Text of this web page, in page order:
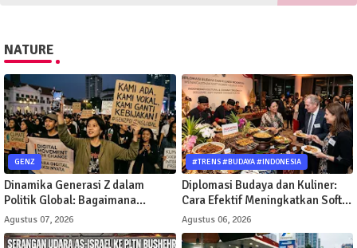
NATURE
GENZ
Dinamika Generasi Z dalam
Politik Global: Bagaimana
Gerakan Digital Mengubah Arah
Kebijakan Publik
Agustus 07, 2026
#TRENS #BUDAYA #INDONESIA
Diplomasi Budaya dan Kuliner:
Cara Efektif Meningkatkan Soft
Power Suatu Negara
Agustus 06, 2026